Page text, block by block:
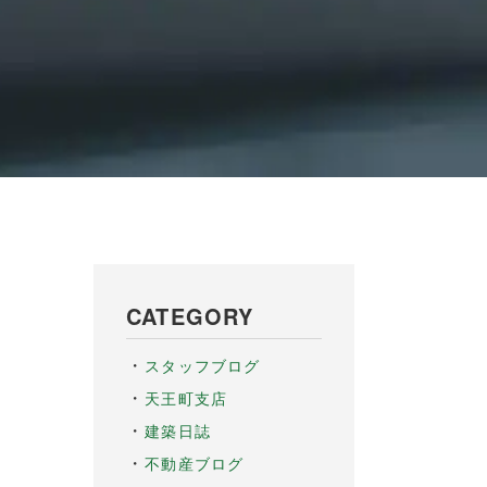
CATEGORY
スタッフブログ
天王町支店
建築日誌
不動産ブログ